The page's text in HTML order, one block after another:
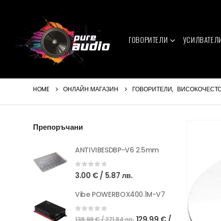
ГОВОРИТЕЛИ
HOME ОНЛАЙН МАГАЗИН ГОВОРИТЕЛИ,
Препоръчани
ANTIVIBESDBP-V6 2.5mm
0out of 5
3.00 €/ 5.87 лв.
Vibe POWERBOX400.1M-V7
0out of 5
138.99€/ 271.84 лв.Original